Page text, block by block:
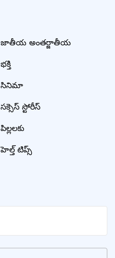
జాతీయ అంతర్జాతీయ
భక్తి
సినిమా
సక్సెస్ స్టోరీస్
పిల్లలకు
హెల్త్ టిప్స్